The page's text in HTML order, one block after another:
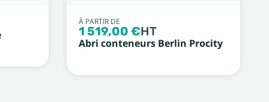
À PARTIR DE
1 519,00 €HT
Abri conteneurs Berlin Procity